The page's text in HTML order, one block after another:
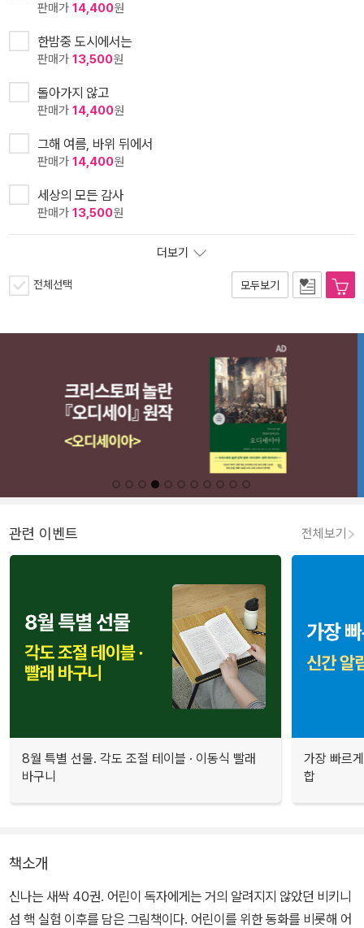
판매가 14,400원
한밤중 도시에서는
판매가 13,500원
돌아가지 않고
판매가 14,400원
그해 여름, 바위 뒤에서
판매가 14,400원
세상의 모든 감사
판매가 13,500원
더보기
전체선택 모두보기
관련 이벤트 전체보기
8월 특별 선물. 각도 조절 테이블 · 이동식 빨래
바구니
가장 빠르
합
책소개
신나는 새싹 40권. 어린이 독자에게는 거의 알려지지 않았던 비키니
섬 핵 실험 이후를 담은 그림책이다. 어린이를 위한 동화를 비롯해 어